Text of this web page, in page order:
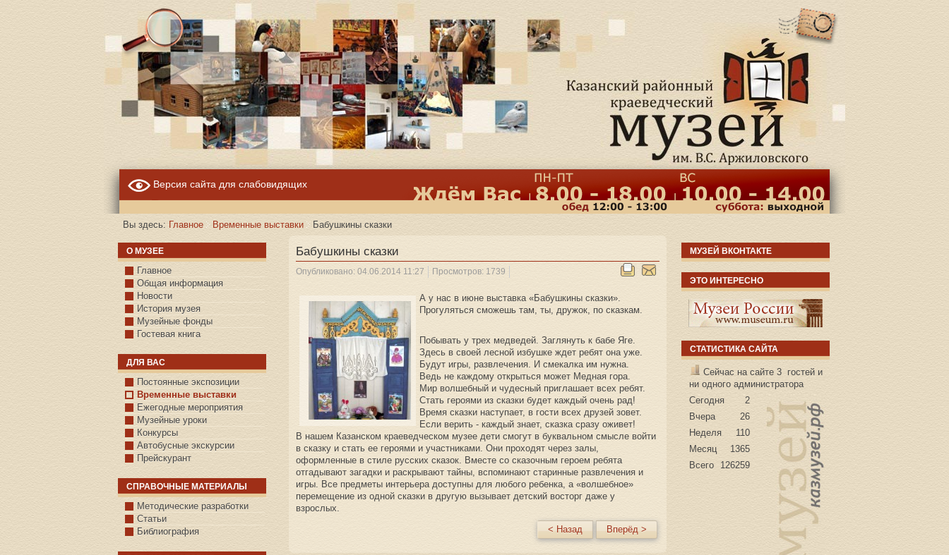
Версия сайта для слабовидящих
Вы здесь: Главное Временные выставки Бабушкины сказки
О МУЗЕЕ
Главное
Общая информация
Новости
История музея
Музейные фонды
Гостевая книга
ДЛЯ ВАС
Постоянные экспозиции
Временные выставки
Ежегодные мероприятия
Музейные уроки
Конкурсы
Автобусные экскурсии
Прейскурант
СПРАВОЧНЫЕ МАТЕРИАЛЫ
Методические разработки
Статьи
Библиография
Бабушкины сказки
Опубликовано: 04.06.2014 11:27 Просмотров: 1739
А у нас в июне выставка «Бабушкины сказки».
Прогуляться сможешь там, ты, дружок, по сказкам.
Побывать у трех медведей. Заглянуть к бабе Яге.
Здесь в своей лесной избушке ждет ребят она уже.
Будут игры, развлечения. И смекалка им нужна.
Ведь не каждому открыться может Медная гора.
Мир волшебный и чудесный приглашает всех ребят.
Стать героями из сказки будет каждый очень рад!
Время сказки наступает, в гости всех друзей зовет.
Если верить - каждый знает, сказка сразу оживет!
В нашем Казанском краеведческом музее дети смогут в буквальном смысле войти
в сказку и стать ее героями и участниками. Они проходят через залы,
оформленные в стиле русских сказок. Вместе со сказочным героем ребята
отгадывают загадки и раскрывают тайны, вспоминают старинные развлечения и
игры. Все предметы интерьера доступны для любого ребенка, а «волшебное»
перемещение из одной сказки в другую вызывает детский восторг даже у
взрослых.
< Назад
Вперёд >
МУЗЕЙ ВКОНТАКТЕ
ЭТО ИНТЕРЕСНО
СТАТИСТИКА САЙТА
Сейчас на сайте 3 гостей и
ни одного администратора
Сегодня
2
Вчера
26
Неделя
110
Месяц
1365
Всего
126259